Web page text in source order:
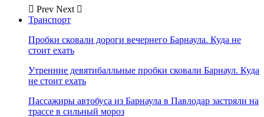
Prev Next
Транспорт
Пробки сковали дороги вечернего Барнаула. Куда не
стоит ехать
Утренние девятибалльные пробки сковали Барнаул. Куда
не стоит ехать
Пассажиры автобуса из Барнаула в Павлодар застряли на
трассе в сильный мороз